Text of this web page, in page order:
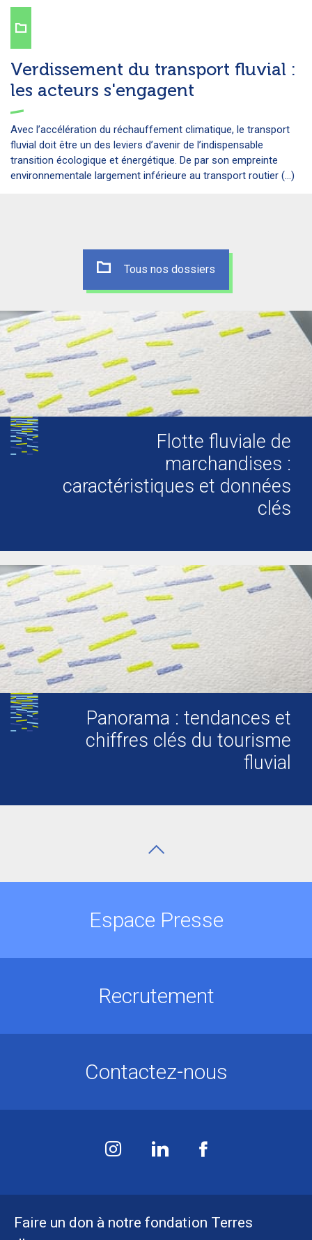
Verdissement du transport fluvial :
les acteurs s'engagent
Avec l’accélération du réchauffement climatique, le transport
fluvial doit être un des leviers d’avenir de l’indispensable
transition écologique et énergétique. De par son empreinte
environnementale largement inférieure au transport routier (...)
Tous nos dossiers
Flotte fluviale de
marchandises :
caractéristiques et données
clés
Panorama : tendances et
chiffres clés du tourisme
fluvial
Faire un don à notre fondation Terres
Espace Presse
Recrutement
Contactez-nous